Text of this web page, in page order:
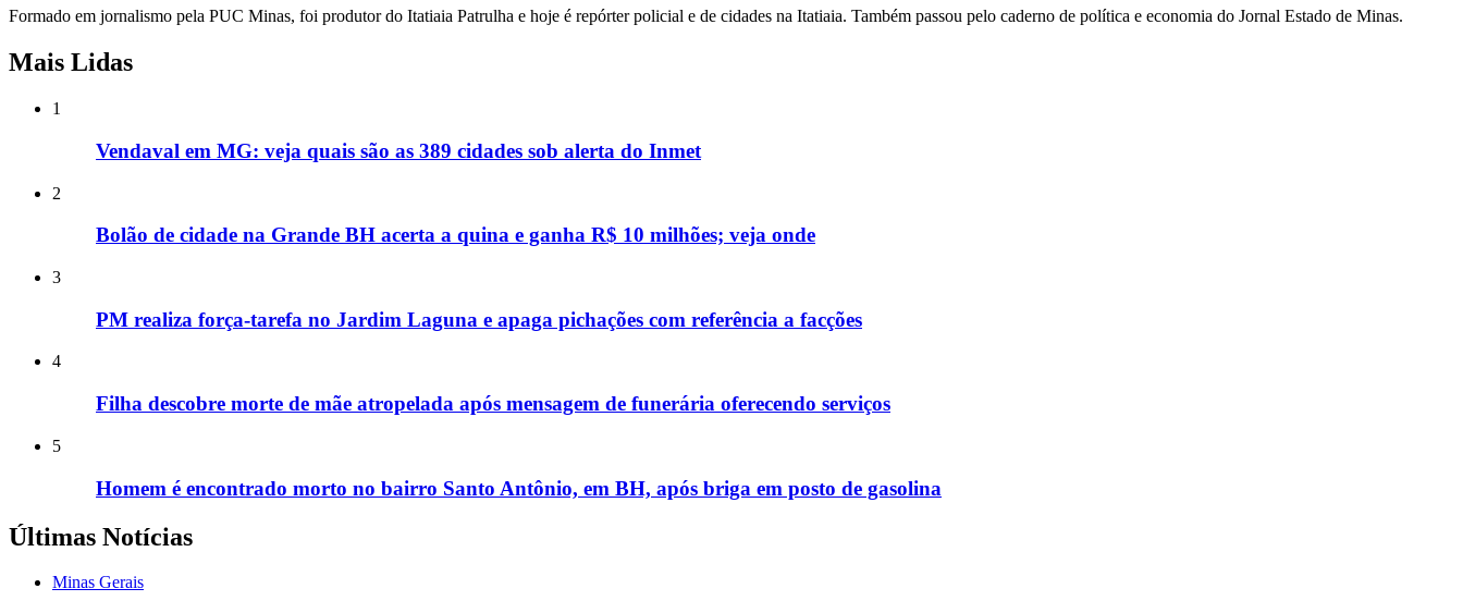
Formado em jornalismo pela PUC Minas, foi produtor do Itatiaia Patrulha e hoje é repórter policial e de cidades na Itatiaia. Também passou pelo caderno de política e economia do Jornal Estado de Minas.
Mais Lidas
1
Vendaval em MG: veja quais são as 389 cidades sob alerta do Inmet
2
Bolão de cidade na Grande BH acerta a quina e ganha R$ 10 milhões; veja onde
3
PM realiza força-tarefa no Jardim Laguna e apaga pichações com referência a facções
4
Filha descobre morte de mãe atropelada após mensagem de funerária oferecendo serviços
5
Homem é encontrado morto no bairro Santo Antônio, em BH, após briga em posto de gasolina
Últimas Notícias
Minas Gerais